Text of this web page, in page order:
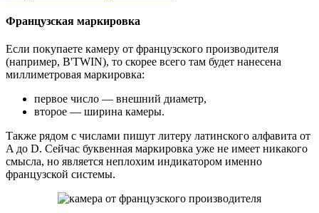
Французская маркировка
Если покупаете камеру от французского производителя
(например, B'TWIN), то скорее всего там будет нанесена
миллиметровая маркировка:
первое число — внешний диаметр,
второе — ширина камеры.
Также рядом с числами пишут литеру латинского алфавита от
A до D. Сейчас буквенная маркировка уже не имеет никакого
смысла, но является неплохим индикатором именно
французской системы.